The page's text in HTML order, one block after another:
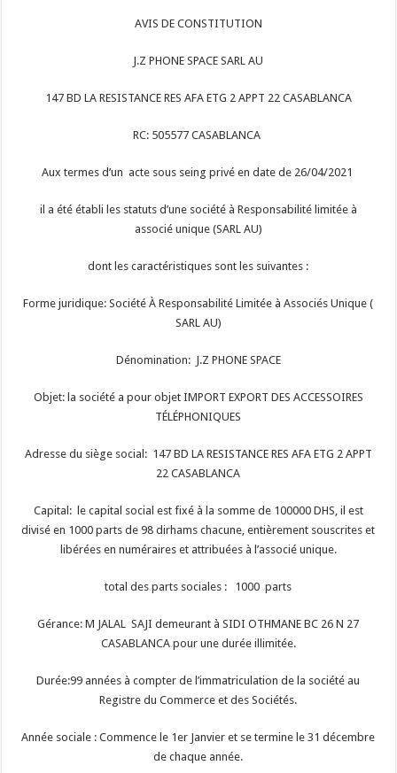
AVIS DE CONSTITUTION
J.Z PHONE SPACE SARL AU
147 BD LA RESISTANCE RES AFA ETG 2 APPT 22 CASABLANCA
RC: 505577 CASABLANCA
Aux termes d’un acte sous seing privé en date de 26/04/2021
il a été établi les statuts d’une société à Responsabilité limitée à
associé unique (SARL AU)
dont les caractéristiques sont les suivantes :
Forme juridique: Société À Responsabilité Limitée à Associés Unique (
SARL AU)
Dénomination: J.Z PHONE SPACE
Objet: la société a pour objet IMPORT EXPORT DES ACCESSOIRES
TÉLÉPHONIQUES
Adresse du siège social: 147 BD LA RESISTANCE RES AFA ETG 2 APPT
22 CASABLANCA
Capital: le capital social est fixé à la somme de 100000 DHS, il est
divisé en 1000 parts de 98 dirhams chacune, entièrement souscrites et
libérées en numéraires et attribuées à l’associé unique.
total des parts sociales : 1000 parts
Gérance: M JALAL SAJI demeurant à SIDI OTHMANE BC 26 N 27
CASABLANCA pour une durée illimitée.
Durée:99 années à compter de l’immatriculation de la société au
Registre du Commerce et des Sociétés.
Année sociale : Commence le 1er Janvier et se termine le 31 décembre
de chaque année.